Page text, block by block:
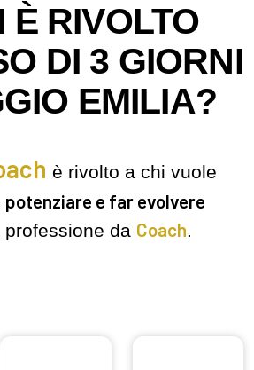
È RIVOLTO
DI 3 GIORNI
EMILIA?
è rivolto a chi vuole
e far evolvere
professione da Coach.